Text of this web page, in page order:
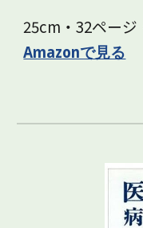
25cm・32ページ
Amazonで見る